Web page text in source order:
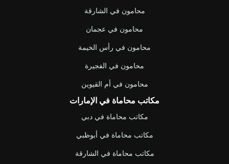
محامون في الشارقة
محامون في عجمان
محامون في رأس الخيمة
محامون في الفجيرة
محامون في أم القيوين
مكاتب محاماة في الإمارات
مكاتب محاماة في دبي
مكاتب محاماة في أبوظبي
مكاتب محاماة في الشارقة